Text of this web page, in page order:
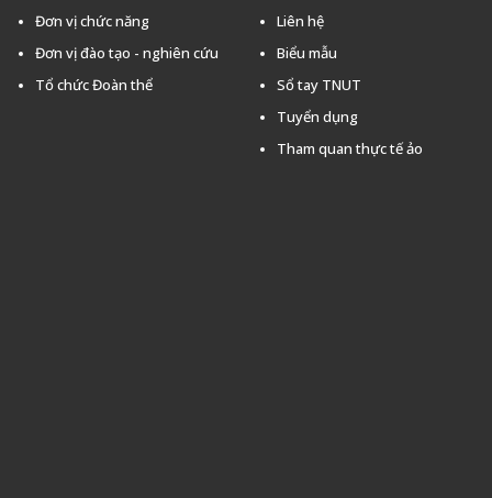
Đơn vị chức năng
Đơn vị đào tạo - nghiên cứu
Tổ chức Đoàn thể
Liên hệ
Biểu mẫu
Sổ tay TNUT
Tuyển dụng
Tham quan thực tế ảo